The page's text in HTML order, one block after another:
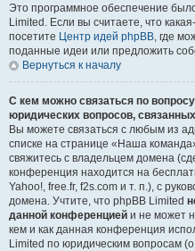
Это программное обеспечение
Limited. Если вы считаете, что
посетите Центр идей phpBB, где
поданные идеи или предложить
Вернуться к началу
С кем можно связаться по
юридических вопросов,
Вы можете связаться с любым из
списке на странице «Наша
свяжитесь с владельцем домена
конференция находится на
Yahoo!, free.fr, f2s.com и т. п.), с
домена. Учтите, что phpBB Limited
данной конференцией и не может
кем и как данная конференция
Limited по юридическим вопросам